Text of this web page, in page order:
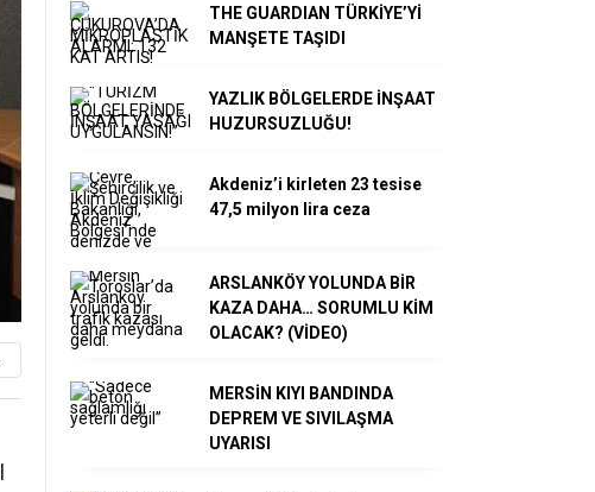
THE GUARDIAN TÜRKİYE’Yİ
MANŞETE TAŞIDI
YAZLIK BÖLGELERDE İNŞAAT
HUZURSUZLUĞU!
Akdeniz’i kirleten 23 tesise
47,5 milyon lira ceza
ARSLANKÖY YOLUNDA BİR
KAZA DAHA… SORUMLU KİM
OLACAK? (VİDEO)
MERSİN KIYI BANDINDA
DEPREM VE SIVILAŞMA
UYARISI